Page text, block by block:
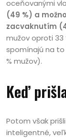
oceňovanými
(49 %) a
zacvaknutím
mužov oproti 33
spomínajú na to
% mužov).
Keď
Potom však
inteligentné,